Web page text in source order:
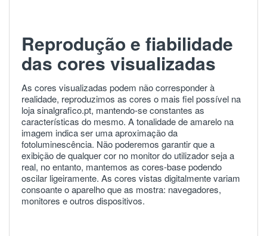
Reprodução e fiabilidade
das cores visualizadas
As cores visualizadas podem não corresponder à
realidade, reproduzimos as cores o mais fiel possível na
loja sinalgrafico.pt, mantendo-se constantes as
características do mesmo. A tonalidade de amarelo na
imagem indica ser uma aproximação da
fotoluminescência. Não poderemos garantir que a
exibição de qualquer cor no monitor do utilizador seja a
real, no entanto, mantemos as cores-base podendo
oscilar ligeiramente. As cores vistas digitalmente variam
consoante o aparelho que as mostra: navegadores,
monitores e outros dispositivos.